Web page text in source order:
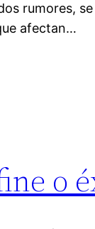
rumores,
afectan…
o